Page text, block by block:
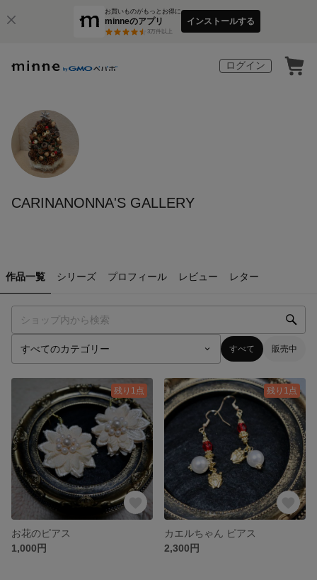
お買いものがもっとお得に
minneのアプリ
3万件以上
インストールする
ログイン
CARINANONNA'S GALLERY
作品一覧 シリーズ プロフィール レビュー レター
すべて 販売中
残り1点
お花のピアス
1,000円
残り1点
カエルちゃん ピアス
2,300円